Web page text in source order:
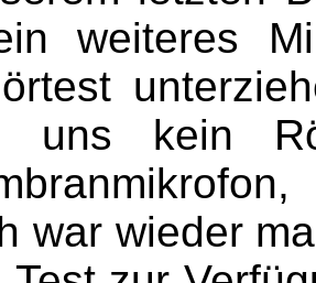
weiteres
uns kein
war wieder